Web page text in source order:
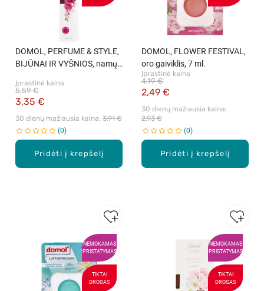
Pridėti į krepšelį
DOMOL, PERFUME & STYLE,
BIJŪNAI IR VYŠNIOS, namų
Įprastinė kaina
3,35 €
5,59 €
30 dienų mažiausia kaina: 3,91 €
0
Pridėti į krepšelį
DOMOL, FLOWER FESTIVAL,
oro gaiviklis, 7 ml.
Įprastinė kaina
2,49 €
4,19 €
30 dienų mažiausia kaina:
2,93 €
0
NEMOKAMAS
PRISTATYMAS
TIKTAI
DROGAS
NEMOKAMAS
PRISTATYMAS
TIKTAI
DROGAS